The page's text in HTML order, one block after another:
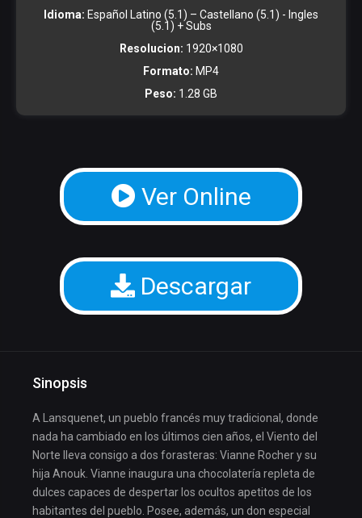
Idioma: Español Latino (5.1) – Castellano (5.1) - Ingles
(5.1) + Subs
Resolucion: 1920×1080
Formato: MP4
Peso: 1.28 GB
Ver Online
Descargar
Sinopsis
A Lansquenet, un pueblo francés muy tradicional, donde
nada ha cambiado en los últimos cien años, el Viento del
Norte lleva consigo a dos forasteras: Vianne Rocher y su
hija Anouk. Vianne inaugura una chocolatería repleta de
dulces capaces de despertar los ocultos apetitos de los
habitantes del pueblo. Posee, además, un don especial